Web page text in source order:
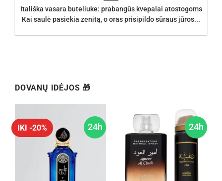
Itališka vasara buteliuke: prabangūs kvepalai atostogoms
Kai saulė pasiekia zenitą, o oras prisipildo sūraus jūros...
DOVANŲ IDĖJOS 🎁
24h
IKI -20% 24h